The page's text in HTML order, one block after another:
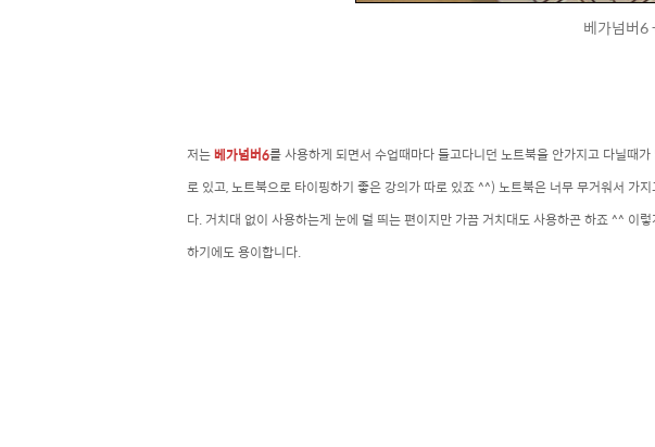
베가넘버6
저는베가넘버6를 사용하게 되면서 수업때마다 들고다니던 노트북을 안가지고 다닐때
로 있고, 노트북으로 타이핑하기 좋은 강의가 따로 있죠 ^^) 노트북은 너무 무거워서 가
다. 거치대 없이 사용하는게 눈에 덜 띄는 편이지만 가끔 거치대도 사용하곤 하죠 ^^ 이
하기에도 용이합니다.